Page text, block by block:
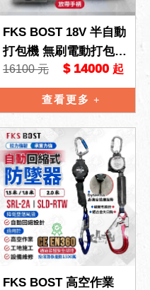
FKS BOST 18V 半自動
打包機 無刷電動打包機
通用牧田18V電池 綑綁
機 打包帶 打包機
16100 元 $ 14000 起
查看更多
FKS BOST 高空作業